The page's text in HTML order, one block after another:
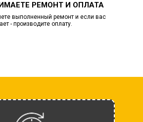
РЕМОНТ И ОПЛАТА
выполненный ремонт и если вас
- производите оплату.